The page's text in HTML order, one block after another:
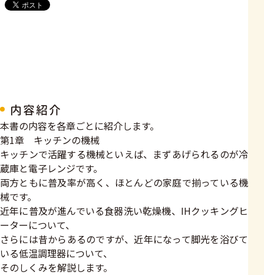
内容紹介
本書の内容を各章ごとに紹介します。
第1章 キッチンの機械
キッチンで活躍する機械といえば、まずあげられるのが冷
蔵庫と電子レンジです。
両方ともに普及率が高く、ほとんどの家庭で揃っている機
械です。
近年に普及が進んでいる食器洗い乾燥機、IHクッキングヒ
ーターについて、
さらには昔からあるのですが、近年になって脚光を浴びて
いる低温調理器について、
そのしくみを解説します。